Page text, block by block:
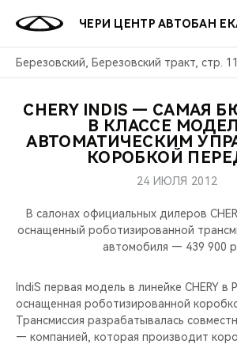
ЧЕРИ ЦЕНТР АВТОБАН
Березовский, Березовский тракт, стр.
МОДЕЛИ
ВСЕ МОДЕЛИ
НОВИНКИ
ПОКУПАТЕЛЯМ
ВЫБОР И ПОКУПКА
ВЛАДЕЛЬЦАМ
ПОДДЕРЖКА
МИР CHERY
CHERY В СОЦСЕТЯХ
БЛАГОТВОРИТЕЛЬНОСТЬ
АКЦИИ
ВЫГОДЫ И АКЦИИ
ОНЛАЙН СЕРВИСЫ
ВЫБОР И ПОКУПКА
О КОМПАНИИ
CHERY INDIS — САМАЯ
В КЛАССЕ
АВТОМАТИЧЕСКИМ
КОРОБКОЙ
24 ИЮЛЯ 2012
В салонах официальных дилеров
оснащенный роботизированной
автомобиля — 439 900
IndiS первая модель в линейке CHERY в
оснащенная роботизированной
Трансмиссия разрабатывалась
— компанией, которая производит